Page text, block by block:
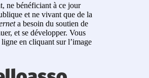
ne bénéficiant à ce jour
et ne vivant que de la
a besoin du soutien de
et se développer. Vous
en cliquant sur l’image